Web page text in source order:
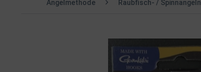
Angelmethode Raubfisch- / Spinnangeln